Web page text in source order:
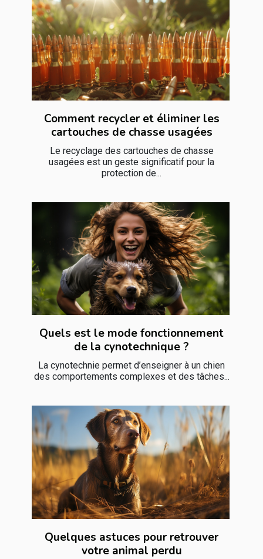
Comment recycler et éliminer les
cartouches de chasse usagées
Le recyclage des cartouches de chasse
usagées est un geste significatif pour la
protection de...
Quels est le mode fonctionnement
de la cynotechnique ?
La cynotechnie permet d’enseigner à un chien
des comportements complexes et des tâches...
Quelques astuces pour retrouver
votre animal perdu